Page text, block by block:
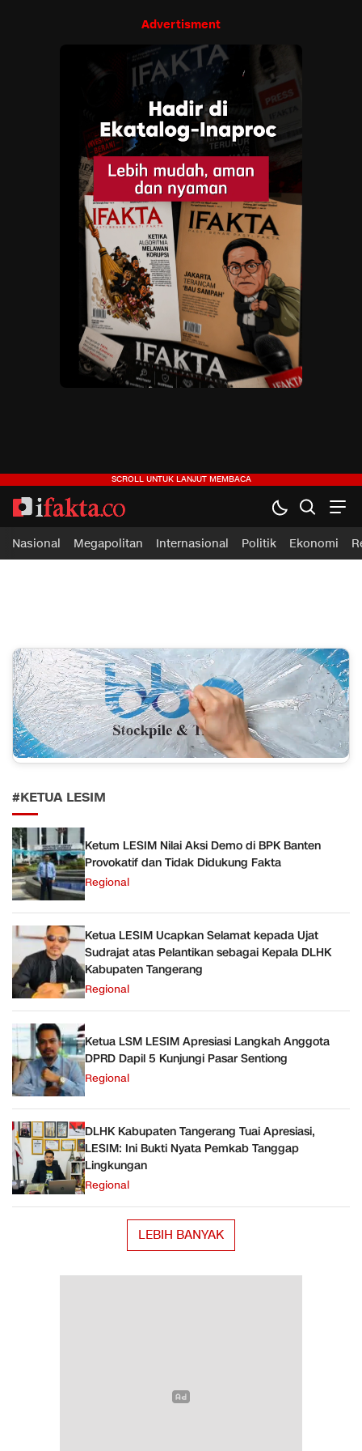
Advertisment
ifakta.co
#pastibenar
Nasional Megapolitan Internasional Politik Ekonomi
#KETUA LESIM
Ketum LESIM Nilai Aksi Demo di BPK Banten
Provokatif dan Tidak Didukung Fakta
Regional
Ketua LESIM Ucapkan Selamat kepada Ujat
Sudrajat atas Pelantikan sebagai Kepala DLHK
Kabupaten Tangerang
Regional
Ketua LSM LESIM Apresiasi Langkah Anggota
DPRD Dapil 5 Kunjungi Pasar Sentiong
Regional
DLHK Kabupaten Tangerang Tuai Apresiasi,
LESIM: Ini Bukti Nyata Pemkab Tanggap
Lingkungan
Regional
LEBIH BANYAK